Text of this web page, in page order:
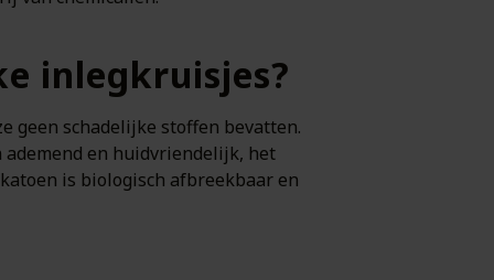
inlegkruisjes?
geen schadelijke stoffen bevatten.
en huidvriendelijk, het
is biologisch afbreekbaar en